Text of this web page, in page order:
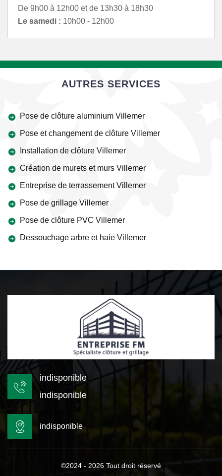
De 9h00 à 12h00 et de 13h30 à 18h30
Le samedi : 10h00 - 12h00
AUTRES SERVICES
Pose de clôture aluminium Villemer
Pose et changement de clôture Villemer
Installation de clôture Villemer
Création de murets et murs Villemer
Entreprise de terrassement Villemer
Pose de grillage Villemer
Pose de clôture PVC Villemer
Dessouchage arbre et haie Villemer
indisponible
indisponible
indisponible
©2024 - 2026 Tout droit réservé